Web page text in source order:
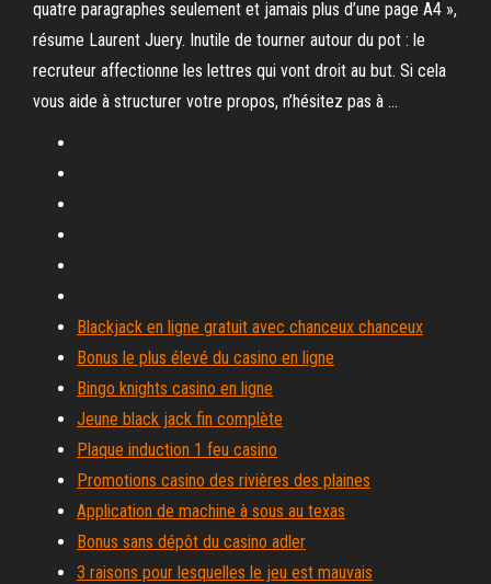
quatre paragraphes seulement et jamais plus d’une page A4 »,
résume Laurent Juery. Inutile de tourner autour du pot : le
recruteur affectionne les lettres qui vont droit au but. Si cela
vous aide à structurer votre propos, n’hésitez pas à …
Blackjack en ligne gratuit avec chanceux chanceux
Bonus le plus élevé du casino en ligne
Bingo knights casino en ligne
Jeune black jack fin complète
Plaque induction 1 feu casino
Promotions casino des rivières des plaines
Application de machine à sous au texas
Bonus sans dépôt du casino adler
3 raisons pour lesquelles le jeu est mauvais